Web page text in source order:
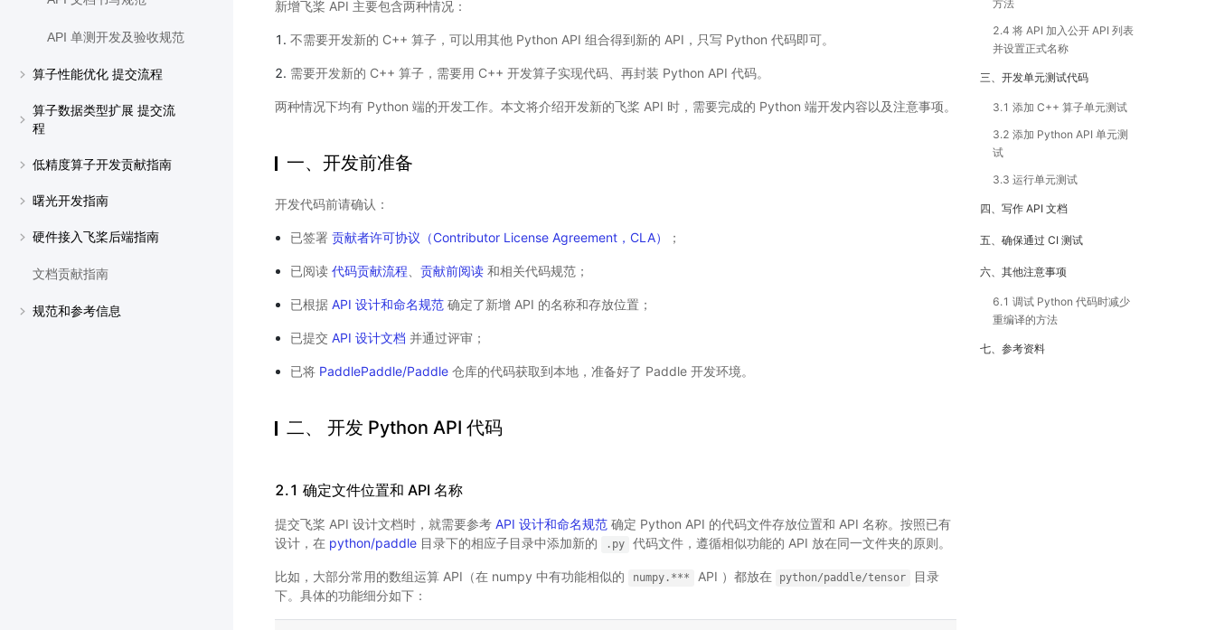
API 单测开发及验收规范
算子性能优化 提交流程
算子数据类型扩展 提交流
程
低精度算子开发贡献指南
曙光开发指南
硬件接入飞桨后端指南
文档贡献指南
规范和参考信息
方法
2.4 将 API 加入公开 API 列表
并设置正式名称
三、开发单元测试代码
3.1 添加 C++ 算子单元测试
3.2 添加 Python API 单元测
试
3.3 运行单元测试
四、写作 API 文档
五、确保通过 CI 测试
六、其他注意事项
6.1 调试 Python 代码时减少
重编译的方法
七、参考资料
新增飞桨 API 主要包含两种情况：
不需要开发新的 C++ 算子，可以用其他 Python API 组合得到新的 API，只写 Python 代码即可。
需要开发新的 C++ 算子，需要用 C++ 开发算子实现代码、再封装 Python API 代码。
两种情况下均有 Python 端的开发工作。本文将介绍开发新的飞桨 API 时，需要完成的 Python 端开发内容以及注意事项。
一、开发前准备
开发代码前请确认：
已签署 贡献者许可协议（Contributor License Agreement，CLA） ；
已阅读 代码贡献流程 贡献前阅读和相关代码规范；
已根据 API 设计和命名规范确定了新增 API 的名称和存放位置；
已提交 API 设计文档 并通过评审；
已将 PaddlePaddle/Paddle仓库的代码获取到本地，准备好了 Paddle 开发环境。
二、 开发 Python API 代码
2.1 确定文件位置和 API 名称
提交飞桨 API 设计文档时，就需要参考 API 设计和命名规范 确定 Python API 的代码文件存放位置和 API 名称。按照已有
设计，在 python/paddle 目录下的相应子目录中添加新的 .py 代码文件，遵循相似功能的 API 放在同一文件夹的原则。
比如，大部分常用的数组运算 API（在 numpy 中有功能相似的 numpy.*** API ）都放在 python/paddle/tensor
目录
下。具体的功能细分如下：